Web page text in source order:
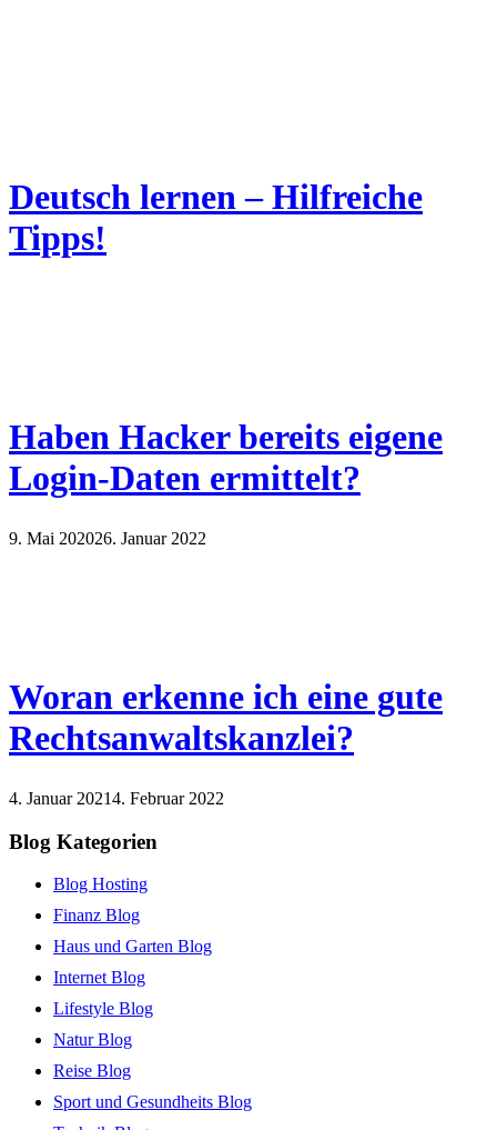
Deutsch lernen – Hilfreiche
Tipps!
Haben Hacker bereits eigene
Login-Daten ermittelt?
9. Mai 202026. Januar 2022
Woran erkenne ich eine gute
Rechtsanwaltskanzlei?
4. Januar 20214. Februar 2022
Blog Kategorien
Blog Hosting
Finanz Blog
Haus und Garten Blog
Internet Blog
Lifestyle Blog
Natur Blog
Reise Blog
Sport und Gesundheits Blog